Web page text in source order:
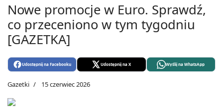
Nowe promocje w Euro. Sprawdź,
co przeceniono w tym tygodniu
[GAZETKA]
Udostępnij na Facebooku Udostępnij na X Wyślij na WhatsApp
Gazetki 15 czerwiec 2026